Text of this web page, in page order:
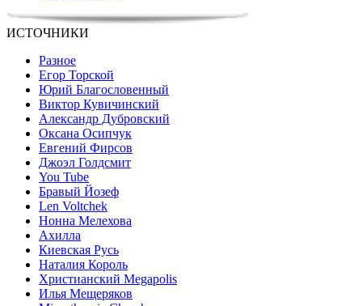
ИСТОЧНИКИ
Разное
Егор Торской
Юрий Благословенный
Виктор Кувичинский
Александр Дубровский
Оксана Осипчук
Евгений Фирсов
Джоэл Голдсмит
You Tube
Бравый Йозеф
Len Voltchek
Нонна Мелехова
Ахилла
Киевская Русь
Наталия Король
Христианский Megapolis
Илья Мещеряков